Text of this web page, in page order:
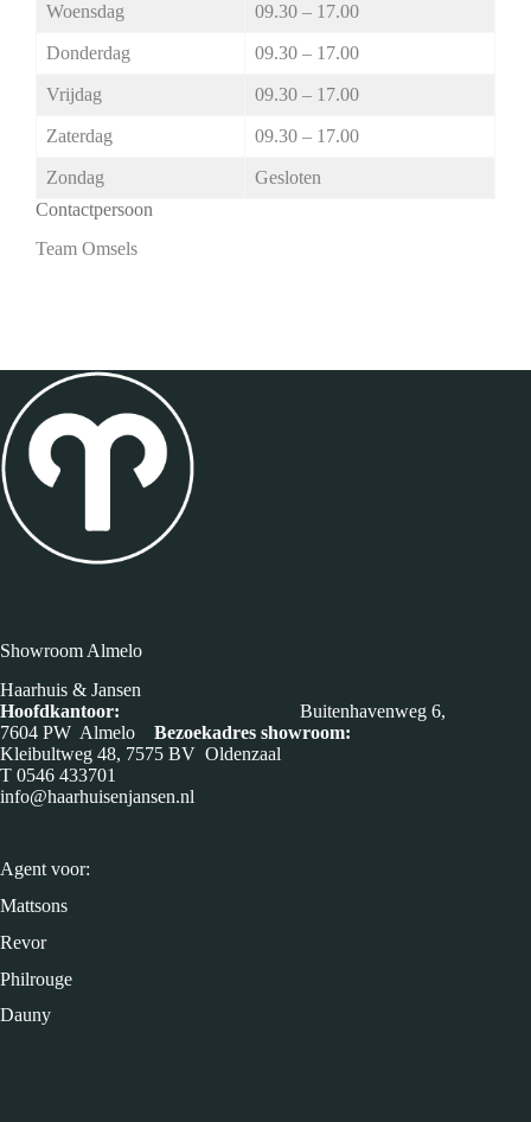
Woensdag 09.30 – 17.00
Donderdag 09.30 – 17.00
Vrijdag 09.30 – 17.00
Zaterdag 09.30 – 17.00
Zondag
Gesloten
Contactpersoon
Team Omsels
Showroom Almelo
Haarhuis & Jansen
Hoofdkantoor: Buitenhavenweg 6,
7604 PW Almelo Bezoekadres showroom:
Kleibultweg 48, 7575 BV Oldenzaal
T 0546 433701
info@haarhuisenjansen.nl
Agent voor:
Mattsons
Revor
Philrouge
Dauny